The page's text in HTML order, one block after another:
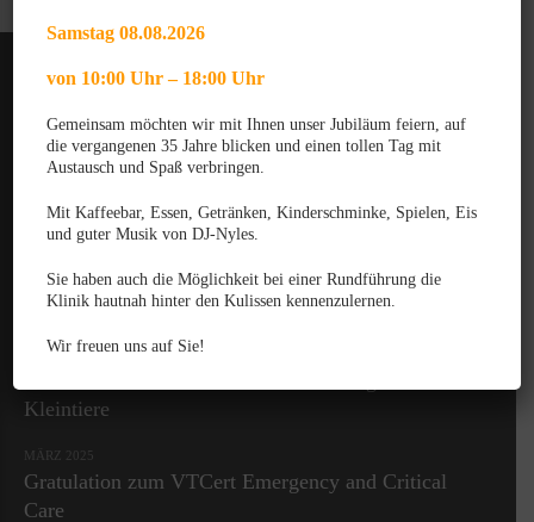
Gratulation zum GPCert Emergency Medicine &
Surgery
JUNI 2025
Kleintiere
MÄRZ 2025
Gratulation zum VTCert Emergency and Critical
Care
Samstag 08.08.2026
von 10:00 Uhr – 18:00 Uhr
Gemeinsam möchten wir mit Ihnen unser Jubiläum feiern, auf
die vergangenen 35 Jahre blicken und einen tollen Tag mit
Austausch und Spaß verbringen.
Mit Kaffeebar, Essen, Getränken, Kinderschminke, Spielen, Eis
und guter Musik von DJ-Nyles.
Sie haben auch die Möglichkeit bei einer Rundführung die
Klinik hautnah hinter den Kulissen kennenzulernen.
Wir freuen uns auf Sie!